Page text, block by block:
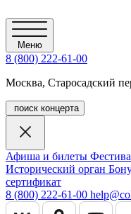
Меню
8 (800) 222-61-00
Москва, Старосадский
поиск концерта
Афиша и билеты
Исторический орган
сертификат
8 (800) 222-61-00